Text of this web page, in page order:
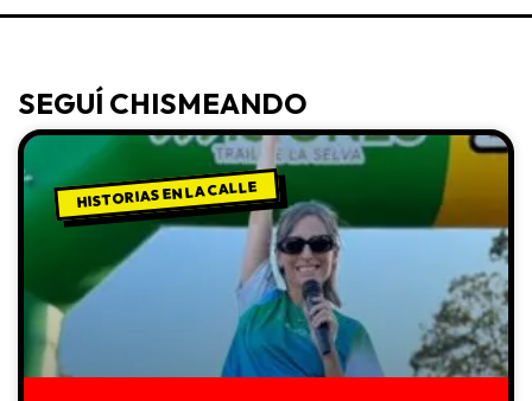
SEGUÍ CHISMEANDO
HISTORIAS EN LA CALLE